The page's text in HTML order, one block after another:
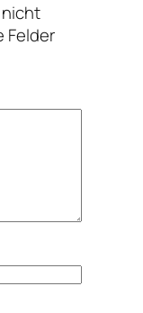
nicht
Felder